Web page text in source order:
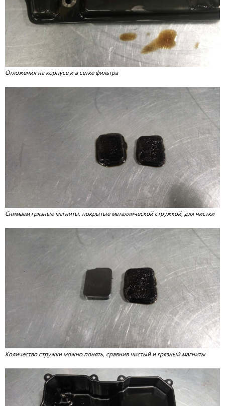
Отложения на корпусе и в сетке фильтра
Снимаем грязные магниты, покрытые металлической стружкой, для чистки
Количество стружки можно понять, сравнив чистый и грязный магниты